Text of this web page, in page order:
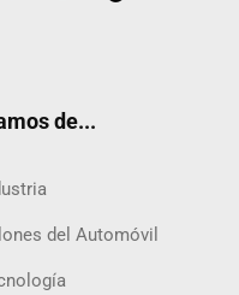
de...
del Automóvil